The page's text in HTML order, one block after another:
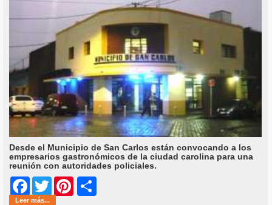
Desde el Municipio de San Carlos están convocando a los
empresarios gastronómicos de la ciudad carolina para una
reunión con autoridades policiales.
Facebook
Twitter Pinterest
Leer más...